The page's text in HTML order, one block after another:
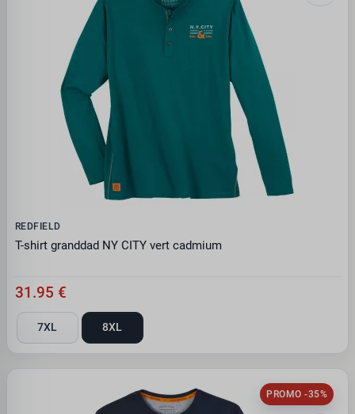
REDFIELD
T-shirt granddad NY CITY vert cadmium
31.95 €
7XL 8XL
PROMO -35%